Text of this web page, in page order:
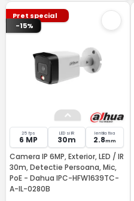
Pret special
-15%
25 fps
6 MP
LED si IR
30m
lentila fixa
2.8mm
Camera IP 6MP, Exterior, LED / IR
30m, Detectie Persoana, Mic,
PoE - Dahua IPC-HFW1639TC-
A-IL-0280B